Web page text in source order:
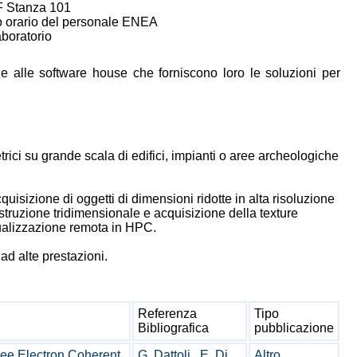
Stanza 101
del personale ENEA
alle software house che forniscono loro le soluzioni per
su grande scala di edifici, impianti o aree archeologiche
di oggetti di dimensioni ridotte in alta risoluzione
tridimensionale e acquisizione della texture
remota in HPC.
alte prestazioni.
Referenza
Bibliografica
Tipo
pubblicazione